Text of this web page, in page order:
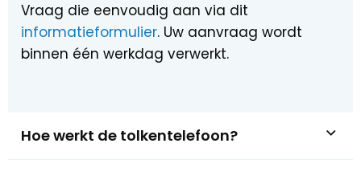
Vraag die eenvoudig aan via dit
informatieformulier. Uw aanvraag wordt
binnen één werkdag verwerkt.
Hoe werkt de tolkentelefoon?